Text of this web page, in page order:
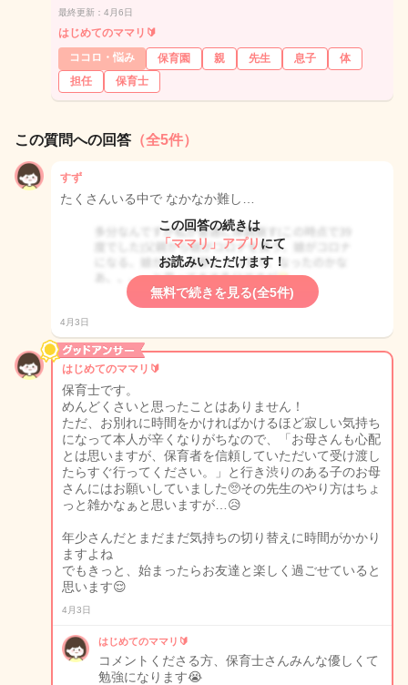
最終更新：4月6日
はじめてのママリ🔰
ココロ・悩み
保育園 親 先生 息子
体
担任
保育士
この質問への回答 （全5件）
すず
たくさんいる中で なかなか難し…
この回答の続きは
「ママリ」アプリ にて
お読みいただけます！
無料で続きを見る(全5件)
4月3日
はじめてのママリ🔰
保育士です。
めんどくさいと思ったことはありません！
ただ、お別れに時間をかければかけるほど寂しい気持ち
になって本人が辛くなりがちなので、「お母さんも心配
とは思いますが、保育者を信頼していただいて受け渡し
たらすぐ行ってください。」と行き渋りのある子のお母
さんにはお願いしていました🥺その先生のやり方はちょ
っと雑かなぁと思いますが…😥
年少さんだとまだまだ気持ちの切り替えに時間がかかり
ますよね
でもきっと、始まったらお友達と楽しく過ごせていると
思います😌
4月3日
はじめてのママリ🔰
コメントくださる方、保育士さんみんな優しくて
勉強になります😭